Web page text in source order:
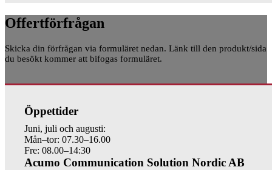
Offertförfrågan
Skicka din förfrågan via formuläret nedan. Länk till den produkt/sida
du besökt kommer att bifogas formuläret.
Öppettider
Juni, juli och augusti:
Mån–tor: 07.30–16.00
Fre: 08.00–14:30
Acumo Communication Solution Nordic AB